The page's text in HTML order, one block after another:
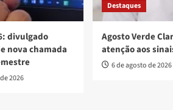
divulgado
nova chamada
2026
Destaques
Agosto Verde
atenção aos
6 de agosto de 2026